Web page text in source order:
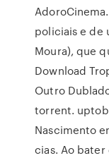
policiais e de
Moura), que
Download
Outro
torrent.
Nascimento
cias. Ao